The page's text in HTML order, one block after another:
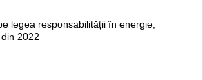
legea responsabilității în energie,
2022